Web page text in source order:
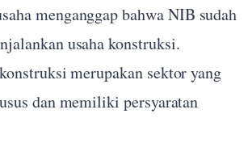
menganggap bahwa NIB sudah
usaha konstruksi.
merupakan sektor yang
dan memiliki persyaratan